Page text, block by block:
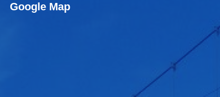
Google Map